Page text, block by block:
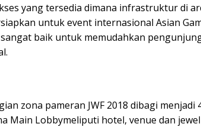
yang tersedia dimana infrastruktur di
untuk event internasional Asian
baik untuk memudahkan
zona pameran JWF 2018 dibagi menjadi
Main Lobbymeliputi hotel, venue dan